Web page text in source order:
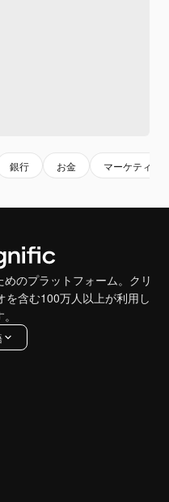
銀行 お金 マーケティン
のプラットフォーム。クリ
を含む100万人以上が利用し